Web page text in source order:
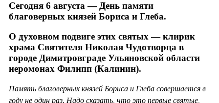
Сегодня 6 августа — День памяти
благоверных князей Бориса и Глеба.
О духовном подвиге этих святых — клирик
храма Святителя Николая Чудотворца в
городе Димитровграде Ульяновской области
иеромонах Филипп (Калинин).
Память благоверных князей Бориса и Глеба совершается в
году не один раз. Надо сказать, что это первые святые,